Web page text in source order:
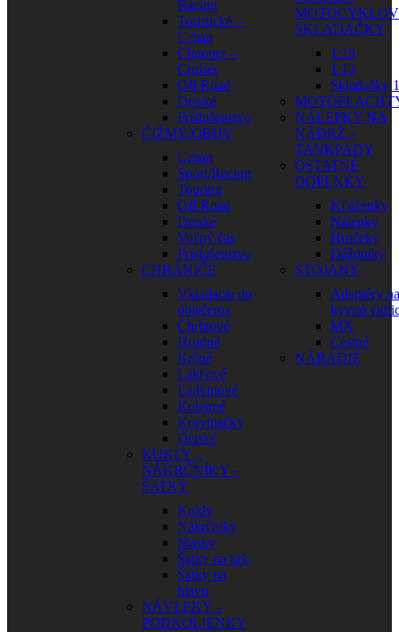
Racing
Turistické –
Urban
Chopper –
Cruiser
Off Road
Detské
Príslušenstvo
ČIŽMY/OBUV
Urban
Sport/Racing
Touring
Off Road
Detské
Voľný čas
Príslušenstvo
CHRÁNIČE
Vkladacie do
oblečenia
Chrbtové
Hrudné
Krčné
Lakťové
Ľadvinové
Kolenné
Korytnačky
Detské
KUKLY –
NÁKRČNÍKY –
ŠATKY
Kukly
Nákrčníky
Masky
Šatky na krk
Šatky na
hlavu
NÁVLEKY –
PODKOLIENKY
SKLADAČKY
1:18
1:12
Skladačky
NÁLEPKY NA
NÁDRŽ –
TANKPADY
OSTATNÉ
DOPLNKY
Kľúčenky
Nálepky
Hrnčeky
Dáždniky
STOJANY
Adaptéry na
kyvnú
MX
Cestné
NÁRADIE